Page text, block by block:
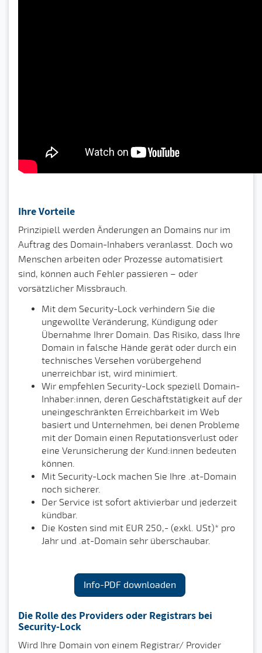
Ihre Vorteile
Prinzipiell werden Änderungen an Domains nur im
Auftrag des Domain-Inhabers veranlasst. Doch wo
Menschen arbeiten oder Prozesse automatisiert
sind, können auch Fehler passieren – oder
vorsätzlicher Missbrauch.
Mit dem Security-Lock verhindern Sie die
ungewollte Veränderung, Kündigung oder
Übernahme Ihrer Domain. Das Risiko, dass Ihre
Domain in falsche Hände gerät oder durch ein
technisches Versehen vorübergehend
unerreichbar ist, wird minimiert.
Wir empfehlen Security-Lock speziell Domain-
Inhaber:innen, deren Geschäftstätigkeit auf der
uneingeschränkten Erreichbarkeit im Web
basiert und Unternehmen, bei denen Probleme
mit der Domain einen Reputationsverlust oder
eine Verunsicherung der Kund:innen bedeuten
können.
Mit Security-Lock machen Sie Ihre .at-Domain
noch sicherer.
Der Service ist sofort aktivierbar und jederzeit
kündbar.
Die Kosten sind mit EUR 250,- (exkl. USt)* pro
Jahr und .at-Domain sehr überschaubar.
Info-PDF downloaden
Die Rolle des Providers oder Registrars bei
Security-Lock
Wird Ihre Domain von einem Registrar/ Provider